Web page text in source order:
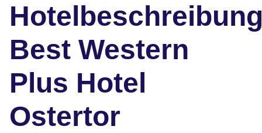
Best Western
Plus Hotel
Ostertor